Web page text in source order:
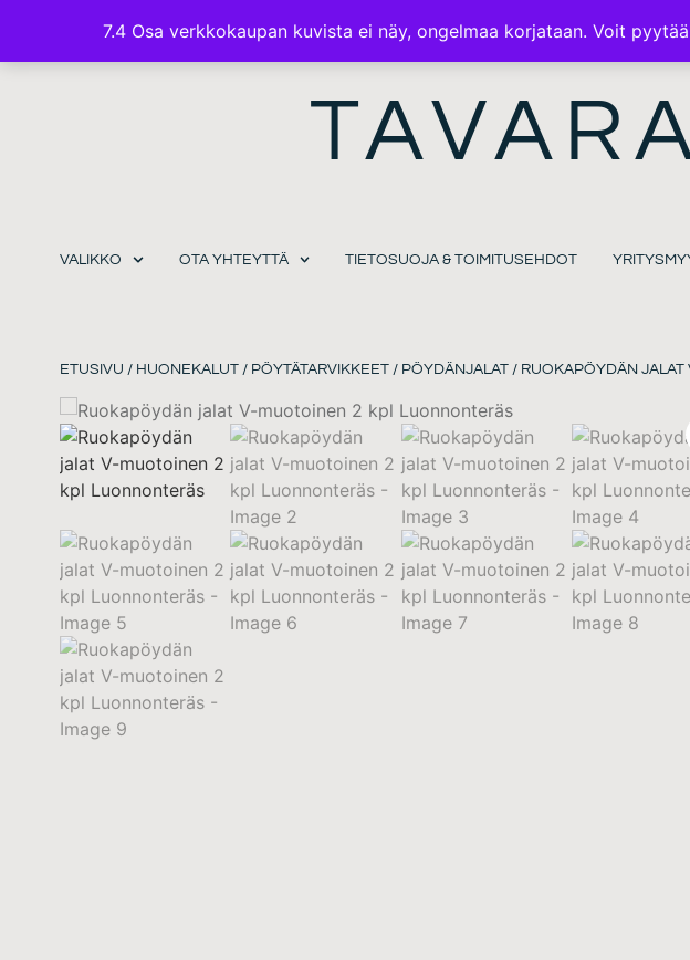
7.4 Osa verkkokaupan kuvista ei näy, ongelmaa korjataan. VoitILMAINEN
VALIKKO OTA YHTEYTTÄ TIETOSUOJA & TOIMITUSEHDOT
ETUSIVU / HUONEKALUT/ PÖYTÄTARVIKKEET/ PÖYDÄNJALAT/ RUOKAPÖYDÄN JALAT